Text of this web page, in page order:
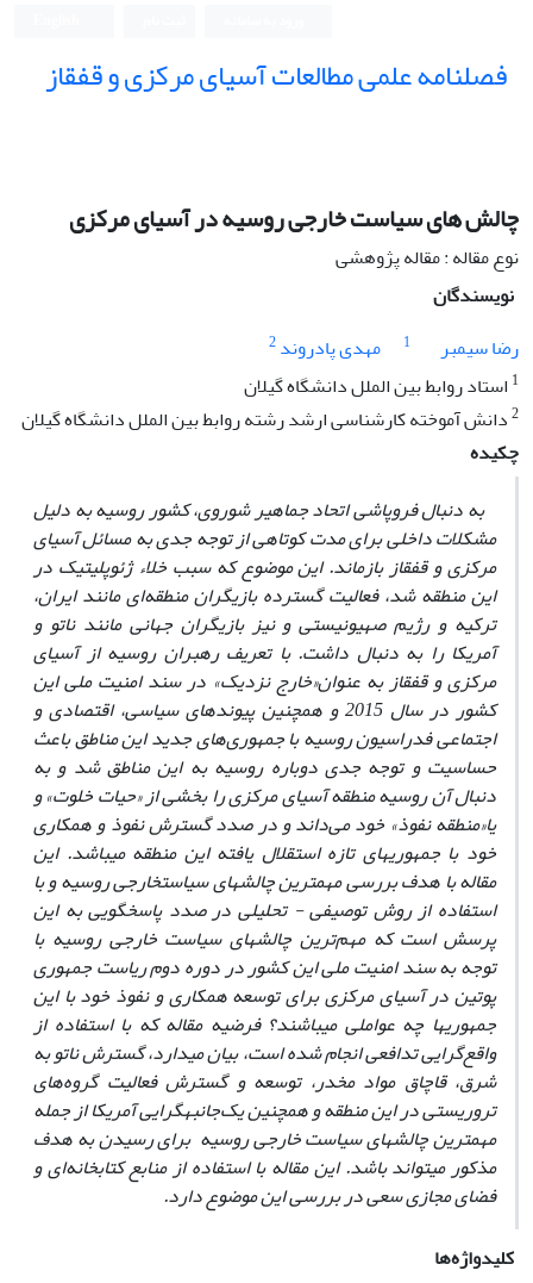
فصلنامه علمی مطالعات آسیای مرکزی و قفقاز
چالش های سیاست خارجی روسیه در آسیای مرکزی
نوع مقاله : مقاله پژوهشی
نویسندگان
رضا سیمبر
1 مهدی پادروند2
1 استاد روابط بین الملل دانشگاه گیلان
2دانش آموخته کارشناسی ارشد رشته روابط بین الملل دانشگاه گیلان
چکیده
به دنبال فروپاشی اتحاد جماهیر شوروی، کشور روسیه به دلیل
مشکلات داخلی برای مدت کوتاهی از توجه جدی به مسائل آسیای
مرکزی و قفقاز بازماند. این موضوع که سبب خلاء ژئوپلیتیک در
این منطقه شد، فعالیت گسترده بازیگران منطقه‌ای مانند ایران،
ترکیه و رژیم ‌صهیونیستی و نیز بازیگران جهانی مانند ناتو و
آمریکا را به دنبال داشت. با تعریف رهبران روسیه از آسیای
مرکزی و قفقاز به عنوان«خارج نزدیک» در سند امنیت ملی این
کشور در سال 2015 و همچنین پیوندهای سیاسی، اقتصادی و
اجتماعی فدراسیون روسیه با جمهوری‌های جدید این مناطق باعث
حساسیت و توجه جدی دوباره روسیه به این مناطق شد و به
دنبال آن روسیه منطقه آسیای مرکزی را بخشی از «حیات خلوت» و
یا«منطقه نفوذ» خود می‌داند و در صدد گسترش نفوذ و همکاری
خود با جمهوری­های تازه استقلال یافته این منطقه می­باشد. این
مقاله با هدف بررسی مهم­ترین چالش­های سیاست­خارجی روسیه و با
استفاده از روش توصیفی - تحلیلی در صدد پاسخگویی به این
پرسش است که مهم‌ترین چالش­های سیاست خارجی روسیه با
توجه به سند امنیت ملی این کشور در دوره دوم ریاست جمهوری
پوتین در آسیای مرکزی برای توسعه همکاری و نفوذ خود با این
جمهوری­ها چه عواملی می­باشند؟ فرضیه مقاله که با استفاده از
واقع‌گرایی تدافعی انجام شده است، بیان می­دارد، گسترش ناتو به
شرق، قاچاق مواد مخدر، توسعه و گسترش فعالیت گروه‌های
تروریستی در این منطقه و همچنین یک‌جانبه­گرایی آمریکا از جمله
مهم­ترین چالش­های سیاست خارجی روسیه برای رسیدن به هدف
مذکور می­تواند باشد.اینمقاله با استفاده از منابع کتابخانه‌ای و
فضای مجازی سعی در بررسی این موضوع دارد.
کلیدواژه‌ها